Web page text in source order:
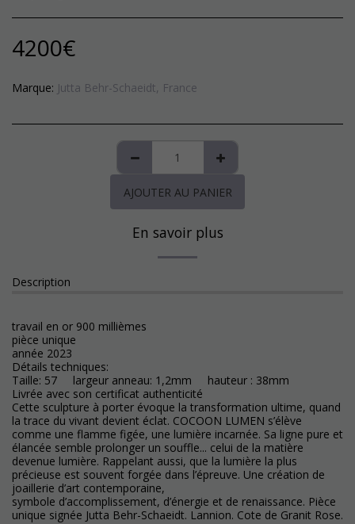
4200€
Marque: Jutta Behr-Schaeidt, France
AJOUTER AU PANIER
En savoir plus
Description
travail en or 900 millièmes
pièce unique
année 2023
Détails techniques:
Taille: 57 largeur anneau: 1,2mm hauteur : 38mm
Livrée avec son certificat authenticité
Cette sculpture à porter évoque la transformation ultime, quand
la trace du vivant devient éclat. COCOON LUMEN s’élève
comme une flamme figée, une lumière incarnée. Sa ligne pure et
élancée semble prolonger un souffle... celui de la matière
devenue lumière. Rappelant aussi, que la lumière la plus
précieuse est souvent forgée dans l’épreuve. Une création de
joaillerie d’art contemporaine,
symbole d’accomplissement, d’énergie et de renaissance. Pièce
unique signée Jutta Behr-Schaeidt. Lannion. Cote de Granit Rose.